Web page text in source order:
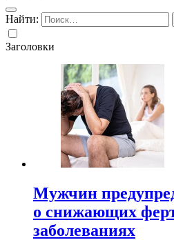
Найти:
Заголовки
Мужчин
о снижающих
заболеваниях